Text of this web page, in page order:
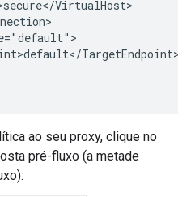
VirtualHost>
TargetEndpoint>
ao seu proxy, clique no
pré-fluxo (a metade